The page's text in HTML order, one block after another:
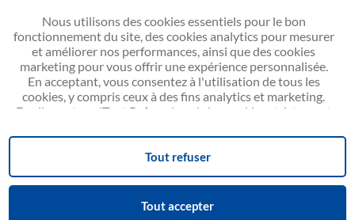
NOUVELAIR CORPORATE
© Nouvelair 2022 - 2026. Tous droits réservés.
Consentement aux cookies
Powered by
Nous utilisons des cookies essentiels pour le bon
fonctionnement du site, des cookies analytics pour mesurer
et améliorer nos performances, ainsi que des cookies
marketing pour vous offrir une expérience personnalisée.
En acceptant, vous consentez à l'utilisation de tous les
cookies, y compris ceux à des fins analytics et marketing.
En cliquant sur 'Tout Refuser', seuls les cookies strictement
Vous pouvez modifier vos préférences ou retirer votre
consentement à tout moment via le lien 'Consentement aux
Nous collaborons avec des partenaires de confiance pour
optimiser nos services (Google Ads, Google Analytics,
Google Tag Manager, Facebook Pixel).
Tout refuser
Tout accepter